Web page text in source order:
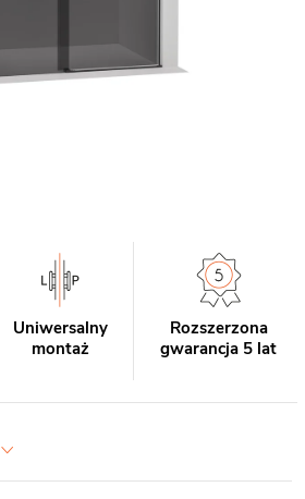
Uniwersalny
montaż
Rozszerzona
gwarancja 5 lat